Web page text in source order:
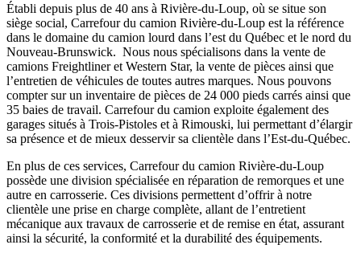
Établi depuis plus de 40 ans à Rivière-du-Loup, où se situe son
siège social, Carrefour du camion Rivière-du-Loup est la référence
dans le domaine du camion lourd dans l’est du Québec et le nord du
Nouveau-Brunswick. Nous nous spécialisons dans la vente de
camions Freightliner et Western Star, la vente de pièces ainsi que
l’entretien de véhicules de toutes autres marques. Nous pouvons
compter sur un inventaire de pièces de 24 000 pieds carrés ainsi que
35 baies de travail. Carrefour du camion exploite également des
garages situés à Trois-Pistoles et à Rimouski, lui permettant d’élargir
sa présence et de mieux desservir sa clientèle dans l’Est-du-Québec.
En plus de ces services, Carrefour du camion Rivière-du-Loup
possède une division spécialisée en réparation de remorques et une
autre en carrosserie. Ces divisions permettent d’offrir à notre
clientèle une prise en charge complète, allant de l’entretient
mécanique aux travaux de carrosserie et de remise en état, assurant
ainsi la sécurité, la conformité et la durabilité des équipements.